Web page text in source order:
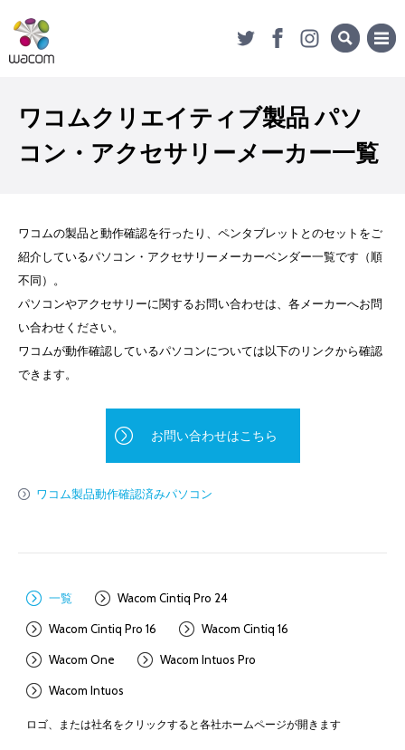
ワコムクリエイティブ製品 パソ
コン・アクセサリーメーカー一覧
ワコムの製品と動作確認を行ったり、ペンタブレットとのセットをご
紹介しているパソコン・アクセサリーメーカーベンダー一覧です（順
不同）。
パソコンやアクセサリーに関するお問い合わせは、各メーカーへお問
い合わせください。
ワコムが動作確認しているパソコンについては以下のリンクから確認
できます。
お問い合わせはこちら
ワコム製品動作確認済みパソコン
一覧 Wacom Cintiq Pro 24
Wacom Cintiq Pro 16 Wacom Cintiq 16
Wacom One Wacom Intuos Pro
Wacom Intuos
ロゴ、または社名をクリックすると各社ホームページが開きます